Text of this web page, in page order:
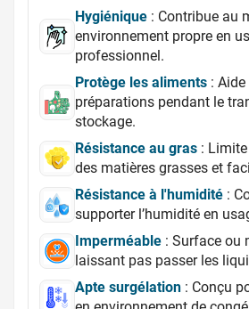
Hygiénique : Contribue au
environnement propre en
professionnel.
Protège les aliments :
préparations pendant le
stockage.
Résistance au gras :
des matières grasses et
Résistance à l'humidité :
supporter l’humidité en
Imperméable : Surface ou
laissant pas passer les
Apte surgélation : Conçu